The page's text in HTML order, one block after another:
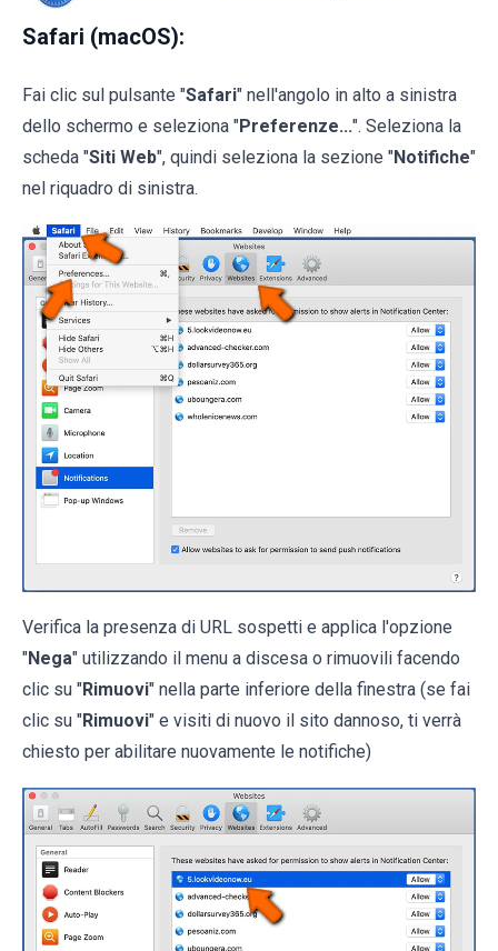
Safari (macOS):
Fai clic sul pulsante "Safari" nell'angolo in alto a sinistra
dello schermo e seleziona "Preferenze...". Seleziona la
scheda "Siti Web", quindi seleziona la sezione "Notifiche"
nel riquadro di sinistra.
Verifica la presenza di URL sospetti e applica l'opzione
"Nega" utilizzando il menu a discesa o rimuovili facendo
clic su "Rimuovi" nella parte inferiore della finestra (se fai
clic su "Rimuovi" e visiti di nuovo il sito dannoso, ti verrà
chiesto per abilitare nuovamente le notifiche)